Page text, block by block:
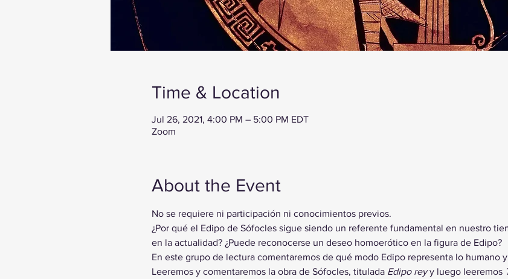
Time & Location
Jul 26, 2021, 4:00 PM – 5:00 PM EDT
Zoom
About the Event
No se requiere ni participación ni conocimientos previos.
¿Por qué el Edipo de Sófocles sigue siendo un referente fundamental en nuestro
en la actualidad? ¿Puede reconocerse un deseo homoerótico en la figura de Edipo?
En este grupo de lectura comentaremos de qué modo Edipo representa lo humano
Leeremos y comentaremos la obra de Sófocles, titulada Edipo rey y luego leeremos